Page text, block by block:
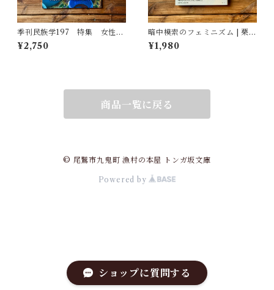
ショップに質問する
季刊民族学197 特集 女性と
仕事の人類学：わたしたちが
働いて生きていくこと
¥2,750
暗中模索のフェミニズム | 栗田
隆子
¥1,980
商品一覧に戻る
© 尾鷲市九鬼町 漁村の本屋 トンガ坂文庫
Powered by